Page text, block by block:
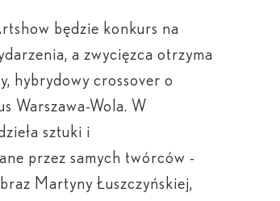
będzie konkurs na
a zwycięzca otrzyma
hybrydowy crossover o
Warszawa-Wola. W
sztuki i
przez samych twórców -
Martyny Łuszczyńskiej,